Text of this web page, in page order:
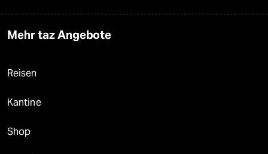
Mehr taz Angebote
Reisen
Kantine
Shop